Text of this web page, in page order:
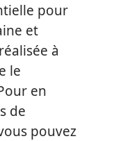
pour
et
à
le
en
de
pouvez